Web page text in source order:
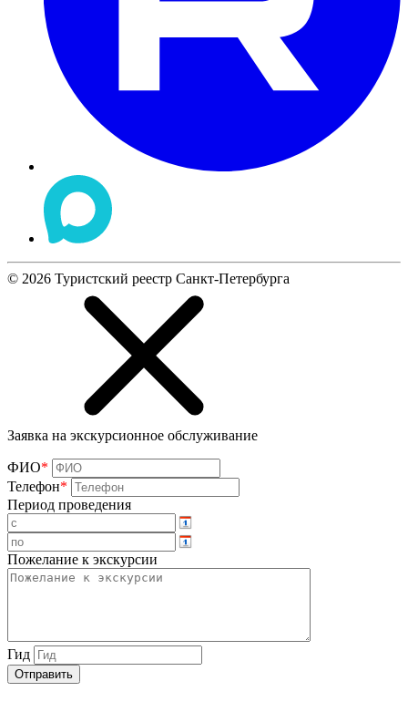
© 2026 Туристский реестр Санкт-Петербурга
Заявка на экскурсионное обслуживание
ФИО*
Телефон*
Период проведения
Пожелание к экскурсии
Гид